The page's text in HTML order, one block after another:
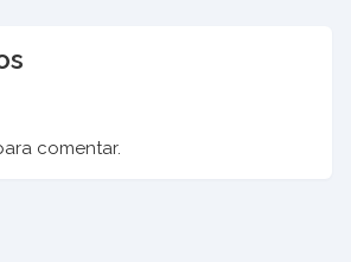
comentar.